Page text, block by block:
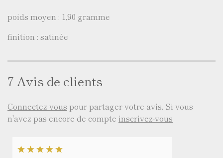
poids moyen : 1,90 gramme
finition : satinée
7 Avis de clients
Connectez vous pour partager votre avis. Si vous
n'avez pas encore de compte inscrivez-vous